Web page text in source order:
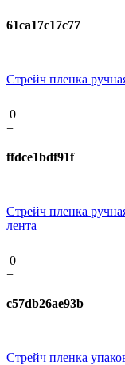
61ca17c17c77
Стрейч пленка
0
+
ffdce1bdf91f
Стрейч пленка
лента
0
+
c57db26ae93b
Стрейч пленка